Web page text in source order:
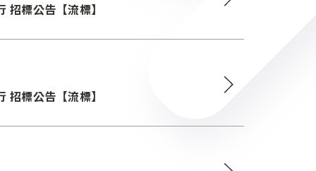
標公告【流標】
標公告【流標】